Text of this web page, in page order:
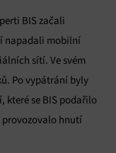
BIS začali
napadali mobilní
sítí. Ve svém
Po vypátrání byly
které se BIS podařilo
provozovalo hnutí